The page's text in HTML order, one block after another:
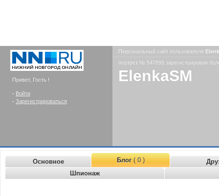
Привет, Гость !
- Войти
- Зарегистрироваться
Персональный сайт пользователя
портрет № 547899 зарегистрирован
ElenkaSM
Основное Блог( 0 )
Шпионаж